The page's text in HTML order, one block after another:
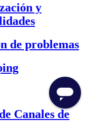
y
de problemas
Canales de